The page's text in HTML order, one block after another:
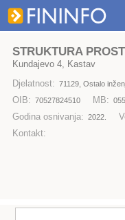
STRUKTURA
Kundajevo 4, Kastav
Djelatnost: 71129, Ostalo
OIB: 70527824510 MB:
Godina osnivanja: 2022.
Kontakt: